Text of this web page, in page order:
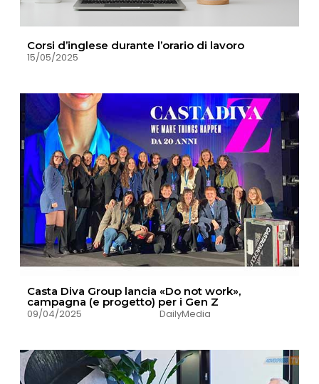
Corsi d’inglese durante l’orario di lavoro
15/05/2025
Casta Diva Group lancia «Do not work»,
campagna (e progetto) per i Gen Z
09/04/2025
DailyMedia